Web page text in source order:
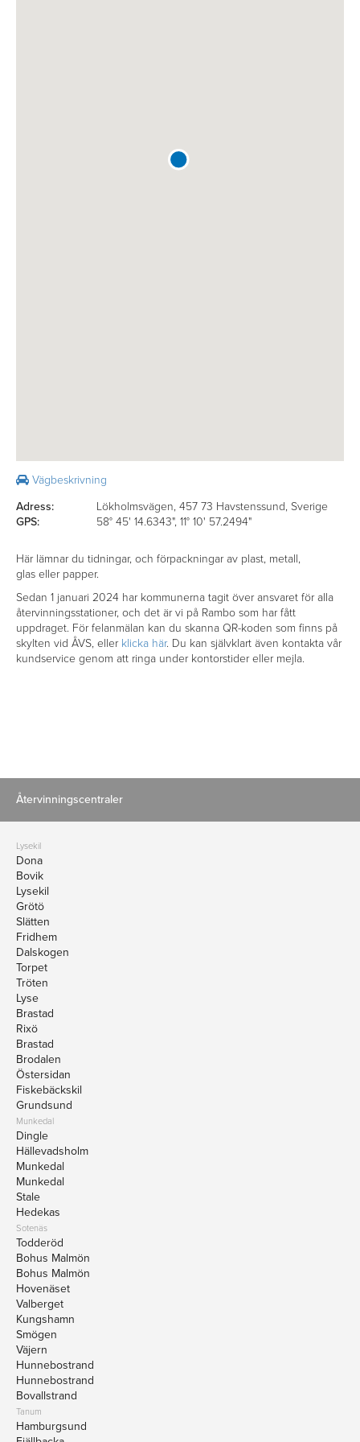
Vägbeskrivning
Adress:
Lökholmsvägen, 457 73 Havstenssund, Sverige
GPS:
58° 45' 14.6343", 11° 10' 57.2494"
Här lämnar du tidningar, och förpackningar av plast, metall,
glas eller papper.
Sedan 1 januari 2024 har kommunerna tagit över ansvaret för alla
återvinningsstationer, och det är vi på Rambo som har fått
uppdraget. För felanmälan kan du skanna QR-koden som finns på
skylten vid ÅVS, eller klicka här. Du kan självklart även kontakta vår
kundservice genom att ringa under kontorstider eller mejla.
Återvinningscentraler
Lysekil
Dona
Bovik
Lysekil
Grötö
Slätten
Fridhem
Dalskogen
Torpet
Tröten
Lyse
Brastad
Rixö
Brastad
Brodalen
Östersidan
Fiskebäckskil
Grundsund
Munkedal
Dingle
Hällevadsholm
Munkedal
Munkedal
Stale
Hedekas
Sotenäs
Todderöd
Bohus Malmön
Bohus Malmön
Hovenäset
Valberget
Kungshamn
Smögen
Väjern
Hunnebostrand
Hunnebostrand
Bovallstrand
Tanum
Hamburgsund